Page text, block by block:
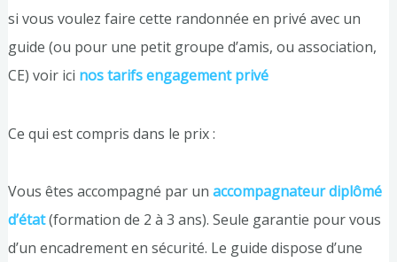
si vous voulez faire cette randonnée en privé avec un
guide (ou pour une petit groupe d’amis, ou association,
CE) voir ici nos tarifs engagement privé
Ce qui est compris dans le prix :
Vous êtes accompagné par un accompagnateur diplômé
d’état(formation de 2 à 3 ans). Seule garantie pour vous
d’un encadrement en sécurité. Le guide dispose d’une